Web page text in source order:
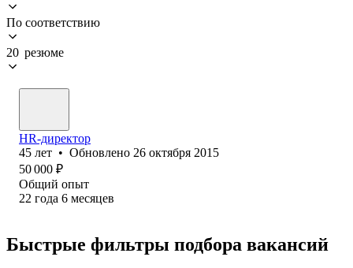
По соответствию
20 резюме
HR-директор
45 лет • Обновлено 26 октября 2015
50 000 ₽
Общий опыт
22 года 6 месяцев
Быстрые фильтры подбора вакансий